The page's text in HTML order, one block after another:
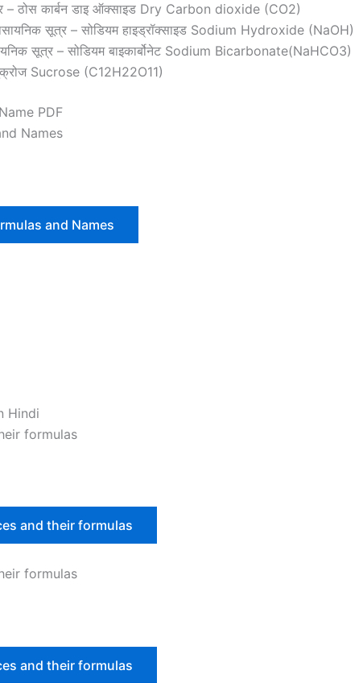
– ठोस कार्बन डाइ ऑक्साइड Dry Carbon dioxide (CO2)
सूत्र – सोडियम हाइड्रॉक्साइड Sodium Hydroxide (NaOH)
सूत्र – सोडियम बाइकार्बोनेट Sodium Bicarbonate(NaHCO3)
Sucrose (C12H22O11)
PDF
Names
and Names
Hindi
formulas
and their formulas
formulas
and their formulas